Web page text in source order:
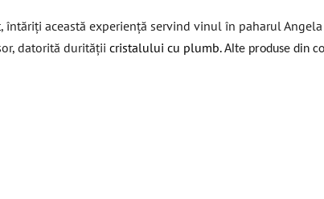
această experiență servind vinul în paharul
datorită durității cristalului cu plumb. Alte produse din